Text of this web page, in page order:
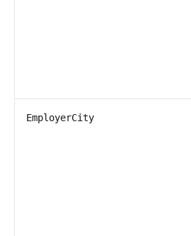
EmployerCity